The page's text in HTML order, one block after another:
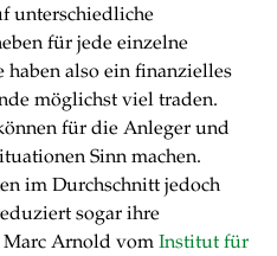
unterschiedliche
für jede einzelne
haben also ein finanzielles
möglichst viel traden.
für die Anleger und
Sinn machen.
im Durchschnitt jedoch
sogar ihre
Marc Arnold vom Institut für